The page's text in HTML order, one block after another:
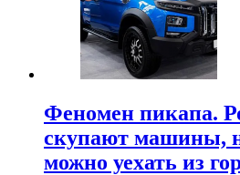
Феномен пикапа.
скупают машины,
можно уехать из